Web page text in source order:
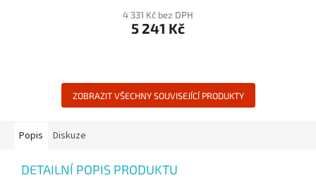
4 331 Kč bez DPH
5 241 Kč
ZOBRAZIT VŠECHNY SOUVISEJÍCÍ PRODUKTY
Popis Diskuze
DETAILNÍ POPIS PRODUKTU